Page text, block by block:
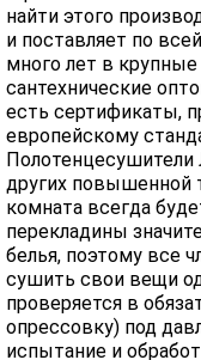
найти этого
и поставляет по
много лет в
сантехнические
есть сертификаты,
европейскому
Полотенцесушители
других повышенной
комната всегда
перекладины
белья, поэтому все
сушить свои вещи
проверяется в
опрессовку) под
испытание и